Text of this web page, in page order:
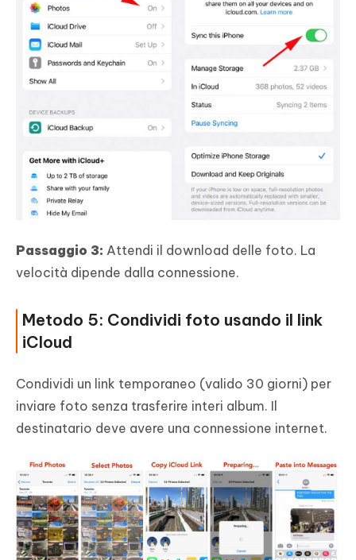
Passaggio 3: Attendi il download delle foto. La
velocità dipende dalla connessione.
Metodo 5: Condividi foto usando il link
iCloud
Condividi un link temporaneo (valido 30 giorni) per
inviare foto senza trasferire interi album. Il
destinatario deve avere una connessione internet.